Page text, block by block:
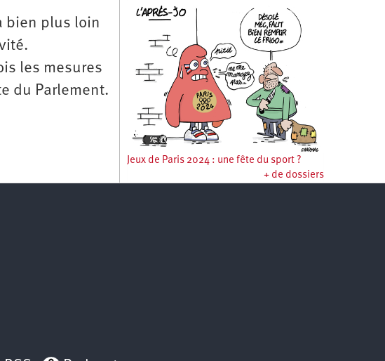
bien plus loin
les mesures
du Parlement.
Jeux de Paris 2024 : une fête du sport ?
+ de dossiers